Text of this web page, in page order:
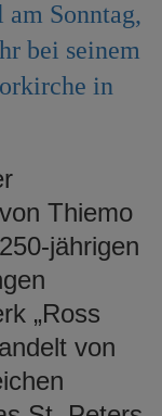
Sonntag,
bei seinem
in
Thiemo
jährigen
„Ross
von